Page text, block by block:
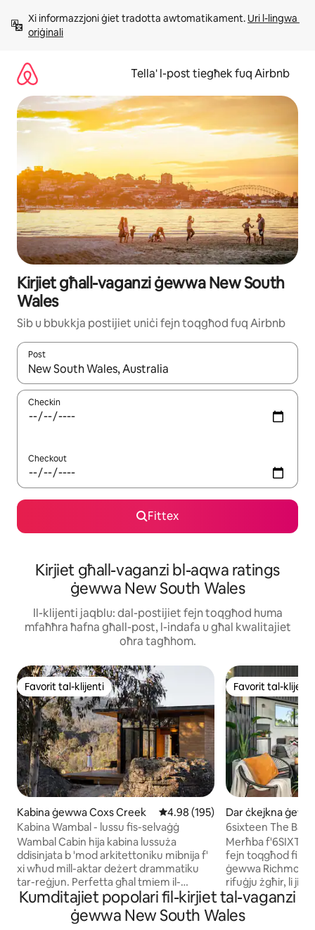
għall-
kontenut
Xi informazzjoni ġiet tradotta awtomatikament. Uri l-lingwa
oriġinali
Tella' l-post tiegħek fuq Airbnb
Kirjiet għall-vaganzi ġewwa New South
Wales
Sib u bbukkja postijiet uniċi fejn toqgħod fuq Airbnb
Post
Meta r-riżultati jkunu disponibbli, tista' tmur minn riżultat
Checkin
Checkout
Fittex
Kirjiet għall-vaganzi bl-aqwa ratings
ġewwa New South Wales
Il-klijenti jaqblu: dal-postijiet fejn toqgħod huma
mfaħħra ħafna għall-post, l-indafa u għal kwalitajiet
oħra tagħhom.
Favorit tal-klijenti
Favorit tal-klijenti
Kabina ġewwa Coxs Creek Rating medju ta' 4.98 minn 5,
4.98 (195)
Kabina Wambal - lussu fis-selvaġġ
Wambal Cabin hija kabina lussuża
ddisinjata b 'mod arkitettoniku mibnija f'
xi wħud mill-aktar deżert drammatiku
tar-reġjun. Perfetta għal tmiem il-
ġimgħa 'l bogħod, Wambal Cabin hija
moħbija fuq 100 ettaru ta' bushland fiż-
żona tal-majjistral tal-Park Nazzjonali ta
Favorit tal-klijenti
Favorit tal-klijenti
Dar ċkejkna
anks
6sixteen The
Merħba
fejn toqgħod fil-
ġewwa Richmond, NSW.
rifuġju żgħir, li
mill-isbaħ lejn il-
perfett għal
familji żgħar li jixtiequ
Kumditajiet popolari fil-kirjiet tal-vaganzi
ġewwa New South Wales